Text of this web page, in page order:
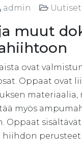
admin Uutiset
muut
ovat
Oppaat ovat
materiaalia,
myös
Oppaat
perusteet